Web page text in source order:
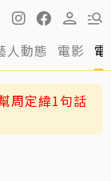
人動態 電影